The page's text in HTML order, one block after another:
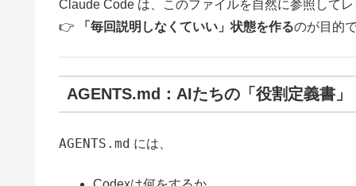
Claude Code は、このファイルを自然に参照してレ
👉
「毎回説明しなくていい」状態を作るのが目的で
AGENTS.md：AIたちの「役割定義書」
AGENTS.md には、